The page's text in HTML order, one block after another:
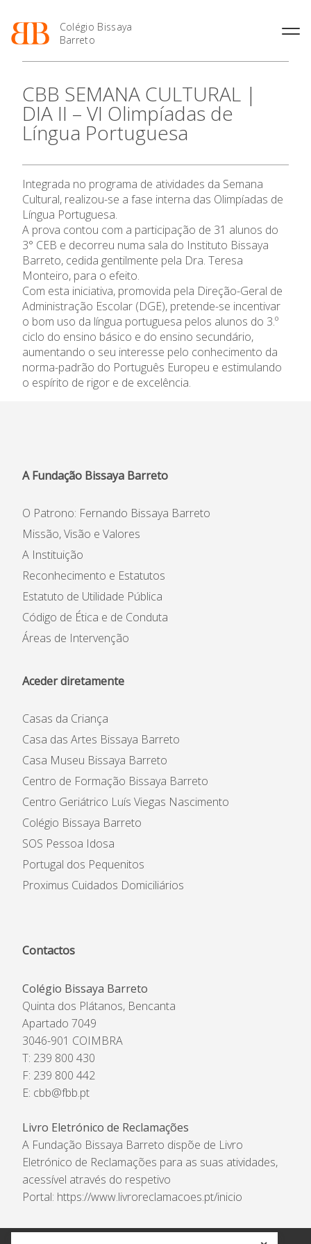
Colégio Bissaya
Barreto
O Colégio
Projeto Educativo
Organização
Colaboradores Docentes
Instalações
Ofertas de emprego
Regulamentos
Jornal “O Coreto”
Privacidade
Oferta Formativa
Enriquecimento Curricular
Oferta Curricular
Atividades Extracurriculares
Atividades de Interrupção
Letiva
Academia de LínguasEnsino Profissional
Profissionais
Matrículas
Horários e Manuais
Termalismo
Curso de Técnico/a de Apoio
à Família e à Comunidade
Ofertas de Emprego
Ano Letivo
2027
Calendários
Portal do Professor
de Educação
SIGE
Secretariado de Exames
Admissão
Informações
APEE
CBB SEMANA CULTURAL |
DIA II – VI Olimpíadas de
Língua Portuguesa
Integrada no programa de atividades da Semana
Cultural, realizou-se a fase interna das Olimpíadas de
Língua Portuguesa.
A prova contou com a participação de 31 alunos do
3° CEB e decorreu numa sala do Instituto Bissaya
Barreto, cedida gentilmente pela Dra. Teresa
Monteiro, para o efeito.
Com esta iniciativa, promovida pela Direção-Geral de
Administração Escolar (DGE), pretende-se incentivar
o bom uso da língua portuguesa pelos alunos do 3.º
ciclo do ensino básico e do ensino secundário,
aumentando o seu interesse pelo conhecimento da
norma-padrão do Português Europeu e estimulando
o espírito de rigor e de excelência.
A Fundação Bissaya Barreto
O Patrono: Fernando Bissaya Barreto
Missão, Visão e Valores
A Instituição
Reconhecimento e Estatutos
Estatuto de Utilidade Pública
Código de Ética e de Conduta
Áreas de Intervenção
Aceder diretamente
Casas da Criança
Casa das Artes Bissaya Barreto
Casa Museu Bissaya Barreto
Centro de Formação Bissaya Barreto
Centro Geriátrico Luís Viegas Nascimento
Colégio Bissaya Barreto
SOS Pessoa Idosa
Portugal dos Pequenitos
Proximus Cuidados Domiciliários
Contactos
Colégio Bissaya Barreto
Quinta dos Plátanos, Bencanta
Apartado 7049
3046-901 COIMBRA
T: 239 800 430
F: 239 800 442
E: cbb@fbb.pt
Livro Eletrónico de Reclamações
A Fundação Bissaya Barreto dispõe de Livro
Eletrónico de Reclamações para as suas atividades,
acessível através do respetivo
Portal: https://www.livroreclamacoes.pt/inicio